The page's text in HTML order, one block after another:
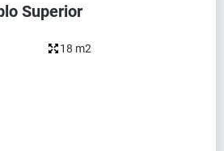
Superior
18 m2